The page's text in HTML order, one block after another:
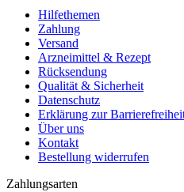
Hilfethemen
Zahlung
Versand
Arzneimittel & Rezept
Rücksendung
Qualität & Sicherheit
Datenschutz
Erklärung zur
Über uns
Kontakt
Bestellung widerrufen
Zahlungsarten